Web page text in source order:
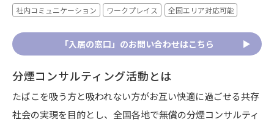
社内コミュニケーション ワークプレイス 全国エリア対応可能
「入居の窓口」のお問い合わせはこちら
分煙コンサルティング活動とは
たばこを吸う方と吸われない方がお互い快適に過ごせる共存
社会の実現を目的とし、全国各地で無償の分煙コンサルティ